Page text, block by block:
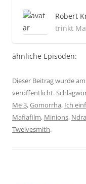
Robert
trinkt
ähnliche Episoden:
Dieser Beitrag wurde am
veröffentlicht.
Me 3,Gomorrha, Ich
Mafiafilm, Minions,
Twelvesmith.